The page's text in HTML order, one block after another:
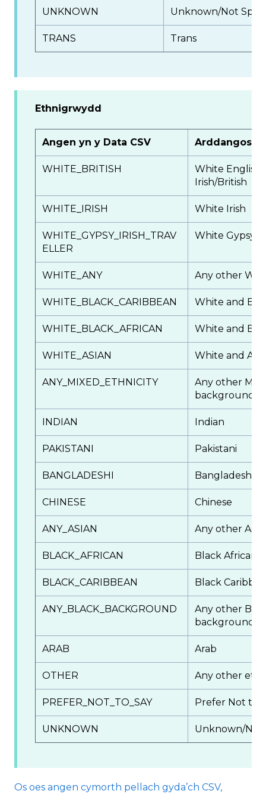
UNKNOWN Unknown/Not
TRANS Trans
Ethnigrwydd
Angen yn y Data CSV Arddangos
WHITE_BRITISH
White
Irish/British
WHITE_IRISH White Irish
WHITE_GYPSY_IRISH_TRAV
ELLER
White Gypsy
WHITE_ANY Any other
WHITE_BLACK_CARIBBEAN White and
WHITE_BLACK_AFRICAN White and
WHITE_ASIAN White and
ANY_MIXED_ETHNICITY
Any other
background
INDIAN Indian
PAKISTANI Pakistani
BANGLADESHI Bangladeshi
CHINESE Chinese
ANY_ASIAN Any other
BLACK_AFRICAN Black African
BLACK_CARIBBEAN Black
ANY_BLACK_BACKGROUND
Any other
background
ARAB Arab
OTHER Any other
PREFER_NOT_TO_SAY Prefer Not to
UNKNOWN Unknown/Not
Os oes angen cymorth pellach gyda’ch CSV,